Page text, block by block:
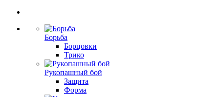
Борьба
Борцовки
Трико
Рукопашный бой
Защита
Форма